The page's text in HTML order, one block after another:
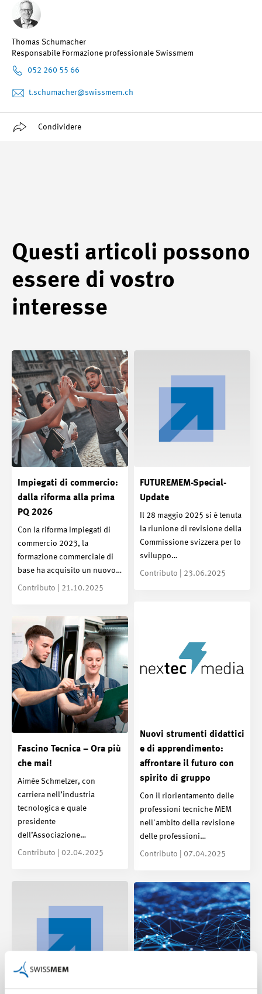
Thomas Schumacher
Responsabile Formazione professionale Swissmem
052 260 55 66
t.schumacher@swissmem.ch
Condividere
Questi articoli possono
essere di vostro
interesse
Impiegati di commercio:
dalla riforma alla prima
PQ 2026
Con la riforma Impiegati di
commercio 2023, la
formazione commerciale di
base ha acquisito un nuovo…
Contributo | 21.10.2025
FUTUREMEM-Special-
Update
Il 28 maggio 2025 si è tenuta
la riunione di revisione della
Commissione svizzera per lo
sviluppo…
Contributo | 23.06.2025
Nuovi strumenti didattici
e di apprendimento:
affrontare il futuro con
spirito di gruppo
Con il riorientamento delle
professioni tecniche MEM
nell'ambito della revisione
delle professioni…
Contributo | 07.04.2025
Fascino Tecnica – Ora più
che mai!
Aimée Schmelzer, con
carriera nell’industria
tecnologica e quale
presidente
dell’Associazione…
Contributo | 02.04.2025